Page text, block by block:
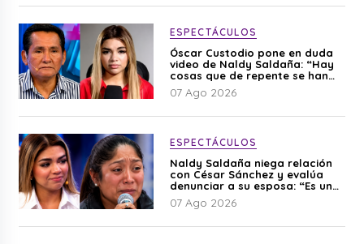
ESPECTÁCULOS
Óscar Custodio pone en duda
video de Naldy Saldaña: “Hay
cosas que de repente se han
editado”
07 Ago 2026
ESPECTÁCULOS
Naldy Saldaña niega relación
con César Sánchez y evalúa
denunciar a su esposa: “Es una
difamación”
07 Ago 2026